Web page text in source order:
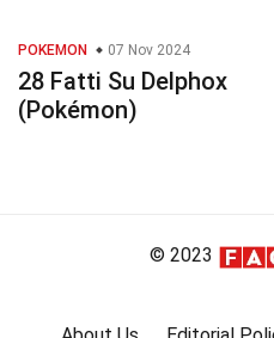
POKEMON 07 Nov 2024
28 Fatti Su Delphox
(Pokémon)
© 2023